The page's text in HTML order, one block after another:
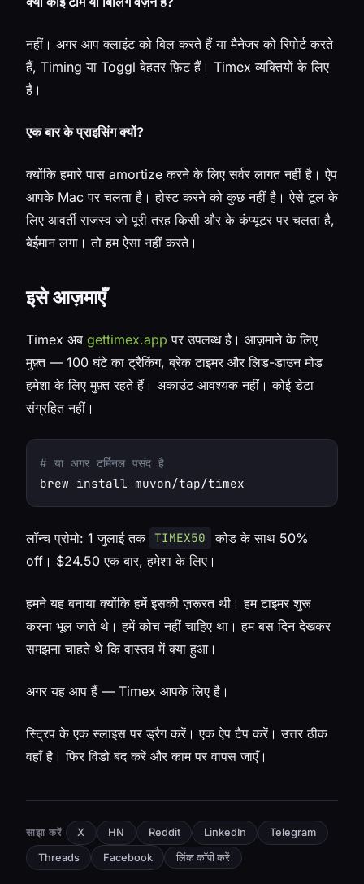
नहीं। अगर आप क्लाइंट को बिल करते हैं या मैनेजर को रिपोर्ट करते
हैं, Timing या Toggl बेहतर फ़िट हैं। Timex व्यक्तियों के लिए
है।
एक बार के प्राइसिंग क्यों?
क्योंकि हमारे पास amortize करने के लिए सर्वर लागत नहीं है। ऐप
आपके Mac पर चलता है। होस्ट करने को कुछ नहीं है। ऐसे टूल के
लिए आवर्ती राजस्व जो पूरी तरह किसी और के कंप्यूटर पर चलता है,
बेईमान लगा। तो हम ऐसा नहीं करते।
इसे आज़माएँ
Timex अब gettimex.app पर उपलब्ध है। आज़माने के लिए
मुफ़्त — 100 घंटे का ट्रैकिंग, ब्रेक टाइमर और लिड-डाउन मोड
हमेशा के लिए मुफ़्त रहते हैं। अकाउंट आवश्यक नहीं। कोई डेटा
संग्रहित नहीं।
# या अगर टर्मिनल पसंद है
लॉन्च प्रोमो: 1 जुलाई तक TIMEX50
कोड के साथ 50%
off। $24.50 एक बार, हमेशा के लिए।
हमने यह बनाया क्योंकि हमें इसकी ज़रूरत थी। हम टाइमर शुरू
करना भूल जाते थे। हमें कोच नहीं चाहिए था। हम बस दिन देखकर
समझना चाहते थे कि वास्तव में क्या हुआ।
अगर यह आप हैं — Timex आपके लिए है।
स्ट्रिप के एक स्लाइस पर ड्रैग करें। एक ऐप टैप करें। उत्तर ठीक
वहाँ है। फिर विंडो बंद करें और काम पर वापस जाएँ।
साझा करें X HN Reddit LinkedIn Telegram
Threads Facebook लिंक कॉपी करें